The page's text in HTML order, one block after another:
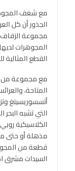
مع شغف
الجذور أن كل
مجموعة الزفاف
المجوهرات
القطع
مع مجموعة من
المتاحة،
أتسسوريسينغ
التي تشبه
الكلاسيكية
مذهلة أو حتى
قطعة من
السيدات مشرق